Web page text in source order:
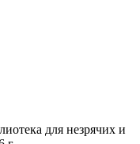
для незрячих и